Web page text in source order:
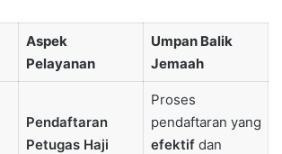
Aspek
Pelayanan
Umpan Balik
Jemaah
Pendaftaran
Petugas Haji
Proses
pendaftaran yang
efektifdan